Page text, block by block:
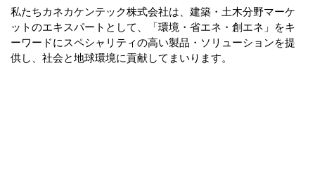
私たちカネカケンテック株式会社は、建築・土木分野マーケ
ットのエキスパートとして、「環境・省エネ・創エネ」をキ
ーワードにスペシャリティの高い製品・ソリューションを提
供し、社会と地球環境に貢献してまいります。